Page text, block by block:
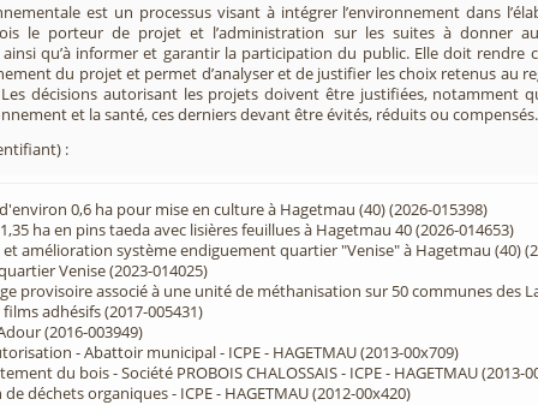
est un processus visant à intégrer l’environnement dans
le porteur de projet et l’administration sur les suites à donner
qu’à informer et garantir la participation du public. Elle doit rendre
du projet et permet d’analyser et de justifier les choix retenus au
décisions autorisant les projets doivent être justifiées, notamment
et la santé, ces derniers devant être évités, réduits ou compensés.
:
0,6 ha pour mise en culture à Hagetmau (40) (2026-015398)
ha en pins taeda avec lisières feuillues à Hagetmau 40 (2026-014653)
amélioration système endiguement quartier "Venise" à Hagetmau (40)
Venise (2023-014025)
provisoire associé à une unité de méthanisation sur 50 communes des
adhésifs (2017-005431)
(2016-003949)
- Abattoir municipal - ICPE - HAGETMAU (2013-00x709)
du bois - Société PROBOIS CHALOSSAIS - ICPE - HAGETMAU (2013-
déchets organiques - ICPE - HAGETMAU (2012-00x420)